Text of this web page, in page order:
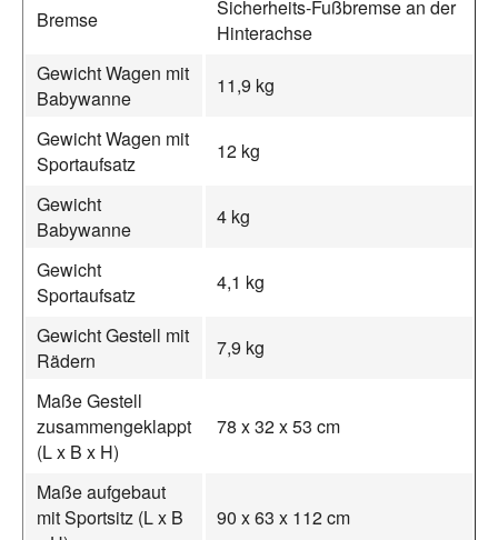
Bremse
Sicherheits-Fußbremse an der
Hinterachse
Gewicht Wagen mit
Babywanne
11,9 kg
Gewicht Wagen mit
Sportaufsatz
12 kg
Gewicht
Babywanne
4 kg
Gewicht
Sportaufsatz
4,1 kg
Gewicht Gestell mit
Rädern
7,9 kg
Maße Gestell
zusammengeklappt
(L x B x H)
78 x 32 x 53 cm
Maße aufgebaut
mit Sportsitz (L x B
90 x 63 x 112 cm